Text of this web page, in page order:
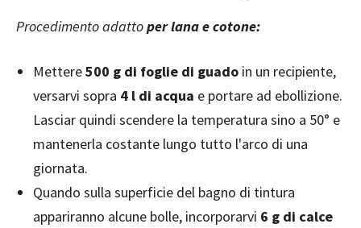
Procedimento adattoper lana e cotone:
Mettere500 g di foglie di guado in un recipiente,
versarvi sopra 4 l di acqua e portare ad ebollizione.
Lasciar quindi scendere la temperatura sino a 50° e
mantenerla costante lungo tutto l'arco di una
giornata.
Quando sulla superficie del bagno di tintura
appariranno alcune bolle, incorporarvi 6 g di calce